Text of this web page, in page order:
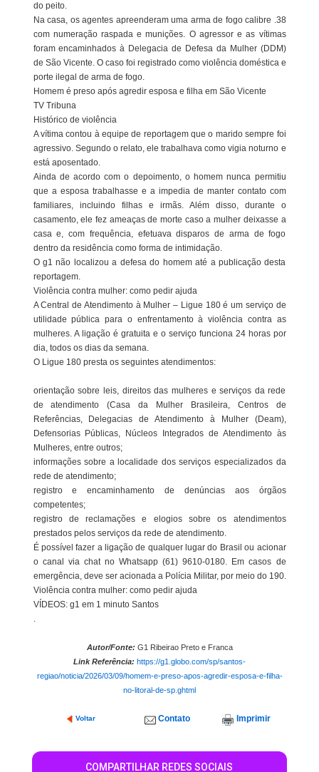
do peito.
Na casa, os agentes apreenderam uma arma de fogo calibre .38
com numeração raspada e munições. O agressor e as vítimas
foram encaminhados à Delegacia de Defesa da Mulher (DDM)
de São Vicente. O caso foi registrado como violência doméstica e
porte ilegal de arma de fogo.
Homem é preso após agredir esposa e filha em São Vicente
TV Tribuna
Histórico de violência
A vítima contou à equipe de reportagem que o marido sempre foi
agressivo. Segundo o relato, ele trabalhava como vigia noturno e
está aposentado.
Ainda de acordo com o depoimento, o homem nunca permitiu
que a esposa trabalhasse e a impedia de manter contato com
familiares, incluindo filhas e irmãs. Além disso, durante o
casamento, ele fez ameaças de morte caso a mulher deixasse a
casa e, com frequência, efetuava disparos de arma de fogo
dentro da residência como forma de intimidação.
O g1 não localizou a defesa do homem até a publicação desta
reportagem.
Violência contra mulher: como pedir ajuda
A Central de Atendimento à Mulher – Ligue 180 é um serviço de
utilidade pública para o enfrentamento à violência contra as
mulheres. A ligação é gratuita e o serviço funciona 24 horas por
dia, todos os dias da semana.
O Ligue 180 presta os seguintes atendimentos:
orientação sobre leis, direitos das mulheres e serviços da rede
de atendimento (Casa da Mulher Brasileira, Centros de
Referências, Delegacias de Atendimento à Mulher (Deam),
Defensorias Públicas, Núcleos Integrados de Atendimento às
Mulheres, entre outros;
informações sobre a localidade dos serviços especializados da
rede de atendimento;
registro e encaminhamento de denúncias aos órgãos
competentes;
registro de reclamações e elogios sobre os atendimentos
prestados pelos serviços da rede de atendimento.
É possível fazer a ligação de qualquer lugar do Brasil ou acionar
o canal via chat no Whatsapp (61) 9610-0180. Em casos de
emergência, deve ser acionada a Polícia Militar, por meio do 190.
Violência contra mulher: como pedir ajuda
VÍDEOS: g1 em 1 minuto Santos
.
Autor/Fonte: G1 Ribeirao Preto e Franca
Link Referência: https://g1.globo.com/sp/santos-
regiao/noticia/2026/03/09/homem-e-preso-apos-agredir-esposa-e-filha-
no-litoral-de-sp.ghtml
Voltar Contato Imprimir
COMPARTILHAR REDES SOCIAIS